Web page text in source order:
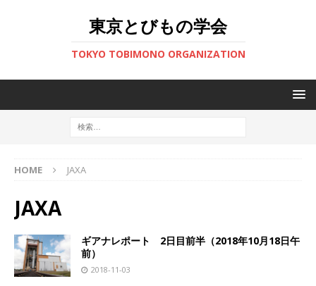
東京とびもの学会
TOKYO TOBIMONO ORGANIZATION
HOME JAXA
JAXA
ギアナレポート 2日目前半（2018年10月18日午
前）
2018-11-03